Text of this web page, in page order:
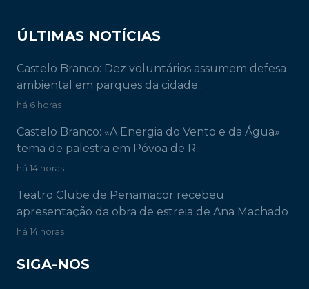
ÚLTIMAS NOTÍCIAS
Castelo Branco: Dez voluntários assumem defesa
ambiental em parques da cidade...
há 6 horas
Castelo Branco: «A Energia do Vento e da Água»
tema de palestra em Póvoa de R...
há 14 horas
Teatro Clube de Penamacor recebeu
apresentação da obra de estreia de Ana Machado
há 14 horas
SIGA-NOS